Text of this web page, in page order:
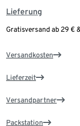
Lieferung
Gratisversand ab 29 €
Versandkosten
Lieferzeit
Versandpartner
Packstation